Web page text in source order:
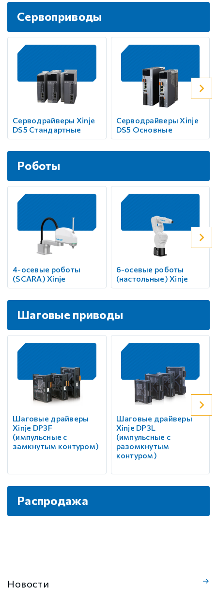
Сервоприводы
Серводрайверы Xinje
DS5 Стандартные
Серводрайверы Xinje
DS5 Основные
Роботы
4-осевые роботы
(SCARA) Xinje
6-осевые роботы
(настольные) Xinje
Шаговые приводы
Шаговые драйверы
Xinje DP3F
(импульсные с
замкнутым контуром)
Шаговые драйверы
Xinje DP3L
(импульсные с
разомкнутым
контуром)
Распродажа
Новости